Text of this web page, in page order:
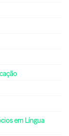
em Língua